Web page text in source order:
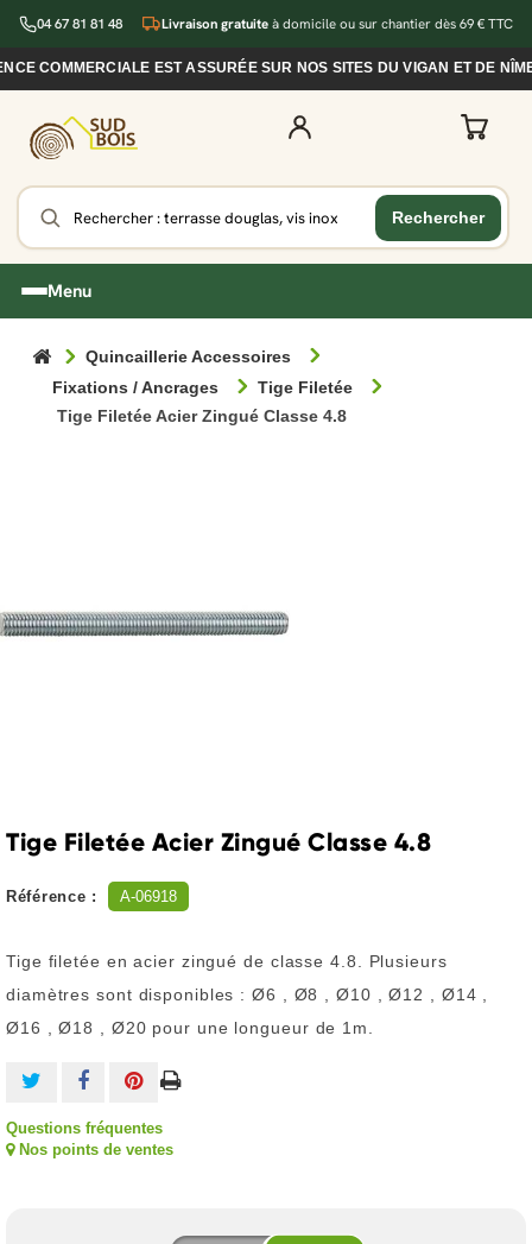
04 67 81 81 48 Livraison gratuite à domicile ou sur chantier dès 69 € TTC
EST ASSURÉE SUR NOS SITES DU VIGAN ET DE
Menu
Quincaillerie Accessoires
Fixations / Ancrages
Tige Filetée
Tige Filetée Acier Zingué Classe 4.8
Tige Filetée Acier Zingué Classe 4.8
Référence : A-06918
Tige filetée en acier zingué de classe 4.8. Plusieurs
diamètres sont disponibles : Ø6 , Ø8 , Ø10 , Ø12 , Ø14 ,
Ø16 , Ø18 , Ø20 pour une longueur de 1m.
Questions fréquentes
Nos points de ventes